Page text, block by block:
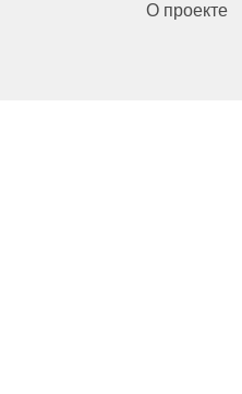
О проекте